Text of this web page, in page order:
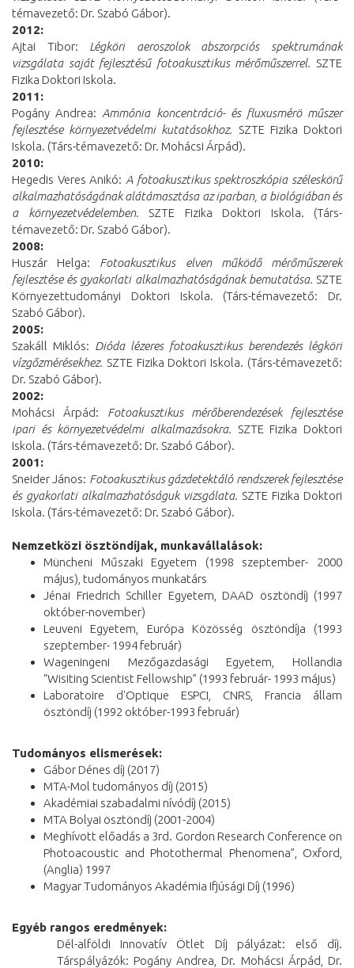
témavezető: Dr. Szabó Gábor).
2012:
Ajtai Tibor: Légköri aeroszolok abszorpciós spektrumának
vizsgálata saját fejlesztésű fotoakusztikus mérőműszerrel. SZTE
Fizika Doktori Iskola.
2011:
Pogány Andrea: Ammónia koncentráció- és fluxusmérö műszer
fejlesztése környezetvédelmi kutatásokhoz. SZTE Fizika Doktori
Iskola. (Társ-témavezető: Dr. Mohácsi Árpád).
2010:
Hegedis Veres Anikó: A fotoakusztikus spektroszkópia széleskörű
alkalmazhatóságának alátámasztása az iparban, a biológiában és
a környezetvédelemben. SZTE Fizika Doktori Iskola. (Társ-
témavezető: Dr. Szabó Gábor).
2008:
Huszár Helga: Fotoakusztikus elven működő mérőműszerek
fejlesztése és gyakorlati alkalmazhatóságának bemutatása. SZTE
Környezettudományi Doktori Iskola. (Társ-témavezető: Dr.
Szabó Gábor).
2005:
Szakáll Miklós: Dióda lézeres fotoakusztikus berendezés légköri
vízgőzmérésekhez. SZTE Fizika Doktori Iskola. (Társ-témavezető:
Dr. Szabó Gábor).
2002:
Mohácsi Árpád: Fotoakusztikus mérőberendezések fejlesztése
ipari és környezetvédelmi alkalmazásokra. SZTE Fizika Doktori
Iskola. (Társ-témavezető: Dr. Szabó Gábor).
2001:
Sneider János: Fotoakusztikus gázdetektáló rendszerek fejlesztése
és gyakorlati alkalmazhatóságuk vizsgálata. SZTE Fizika Doktori
Iskola. (Társ-témavezető: Dr. Szabó Gábor).
Nemzetközi ösztöndíjak, munkavállalások:
Müncheni Műszaki Egyetem (1998 szeptember- 2000
május), tudományos munkatárs
Jénai Friedrich Schiller Egyetem, DAAD ösztöndíj (1997
október-november)
Leuveni Egyetem, Európa Közösség ösztöndíja (1993
szeptember- 1994 február)
Wageningeni Mezőgazdasági Egyetem, Hollandia
“Wisiting Scientist Fellowship” (1993 február- 1993 május)
Laboratoire d'Optique ESPCI, CNRS, Francia állam
ösztöndíj (1992 október-1993 február)
Tudományos elismerések:
Gábor Dénes díj (2017)
MTA-Mol tudományos díj (2015)
Akadémiai szabadalmi nívódíj (2015)
MTA Bolyai ösztöndíj (2001-2004)
Meghívott előadás a 3rd. Gordon Research Conference on
Photoacoustic and Photothermal Phenomena”, Oxford,
(Anglia) 1997
Magyar Tudományos Akadémia Ifjúsági Díj (1996)
Egyéb rangos eredmények:
Dél-alföldi Innovatív Ötlet Díj pályázat: első díj.
Társpályázók: Pogány Andrea, Dr. Mohácsi Árpád, Dr.